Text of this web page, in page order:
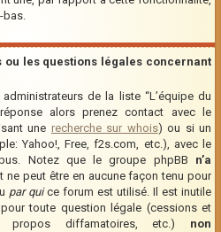
bas.
ou les questions légales concernant
de la liste “L’équipe du
alors prenez contact avec le
une recherche sur whois) ou si un
Yahoo!, Free, f2s.com, etc.), avec le
Notez que le groupe phpBB n’a
ne peut être en aucune façon tenu pour
par quice forum est utilisé. Il est inutile
toute question légale (cessions et
propos diffamatoires, etc.) non